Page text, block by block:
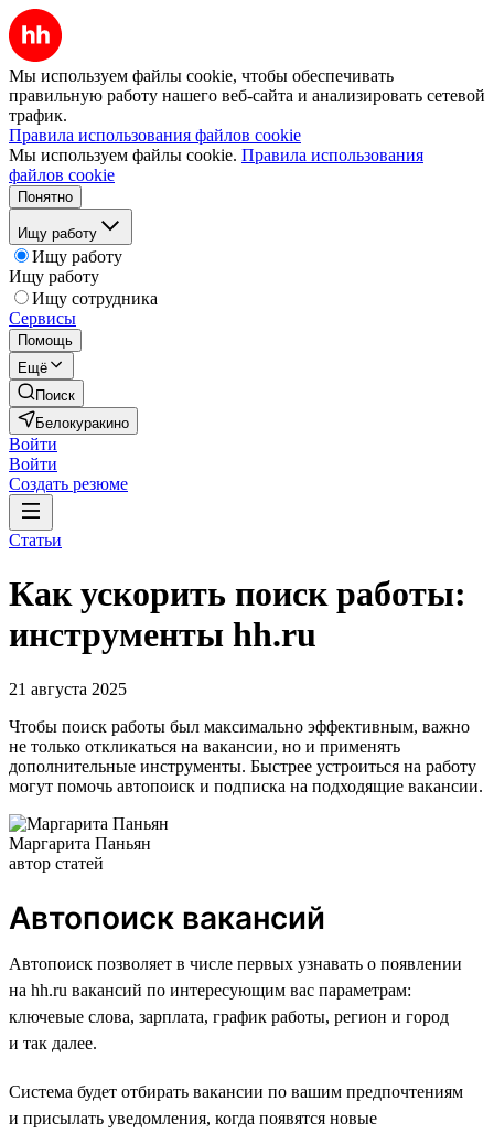
Мы используем файлы cookie, чтобы обеспечивать
правильную работу нашего веб-сайта и анализировать сетевой
трафик.
Правила использования файлов cookie
Мы используем файлы cookie. Правила использования
файлов cookie
Понятно
Ищу работу
Ищу работу
Ищу работу
Ищу сотрудника
Сервисы
Помощь
Ещё
Поиск
Белокуракино
Войти
Войти
Создать резюме
Статьи
Как ускорить поиск работы:
инструменты hh.ru
21 августа 2025
Чтобы поиск работы был максимально эффективным, важно
не только откликаться на вакансии, но и применять
дополнительные инструменты. Быстрее устроиться на работу
могут помочь автопоиск и подписка на подходящие вакансии.
Маргарита Паньян
автор статей
Автопоиск вакансий
Автопоиск позволяет в числе первых узнавать о появлении
на hh.ru вакансий по интересующим вас параметрам:
ключевые слова, зарплата, график работы, регион и город
и так далее.
Система будет отбирать вакансии по вашим предпочтениям
и присылать уведомления, когда появятся новые